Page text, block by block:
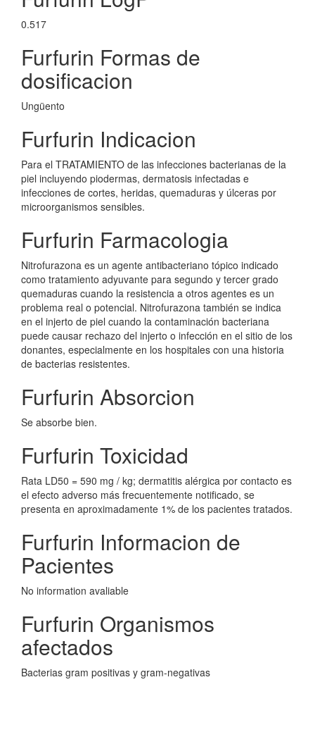
0.517
Furfurin Formas de
dosificacion
Ungüento
Furfurin Indicacion
Para el TRATAMIENTO de las infecciones bacterianas de la
piel incluyendo piodermas, dermatosis infectadas e
infecciones de cortes, heridas, quemaduras y úlceras por
microorganismos sensibles.
Furfurin Farmacologia
Nitrofurazona es un agente antibacteriano tópico indicado
como tratamiento adyuvante para segundo y tercer grado
quemaduras cuando la resistencia a otros agentes es un
problema real o potencial. Nitrofurazona también se indica
en el injerto de piel cuando la contaminación bacteriana
puede causar rechazo del injerto o infección en el sitio de los
donantes, especialmente en los hospitales con una historia
de bacterias resistentes.
Furfurin Absorcion
Se absorbe bien.
Furfurin Toxicidad
Rata LD50 = 590 mg / kg; dermatitis alérgica por contacto es
el efecto adverso más frecuentemente notificado, se
presenta en aproximadamente 1% de los pacientes tratados.
Furfurin Informacion de
Pacientes
No information avaliable
Furfurin Organismos
afectados
Bacterias gram positivas y gram-negativas